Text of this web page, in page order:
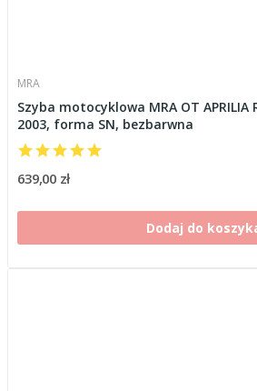
MRA
Szyba motocyklowa MRA OT APRILIA
2003, forma SN, bezbarwna
639,00 zł
Dodaj do